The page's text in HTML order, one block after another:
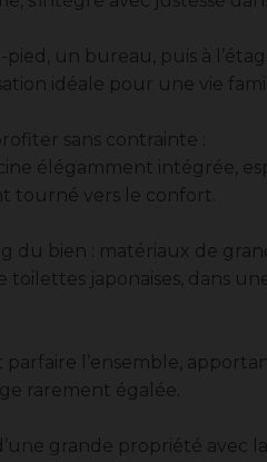
un bureau, puis à
idéale pour une vie
sans contrainte :
élégamment intégrée,
tourné vers le confort.
du bien : matériaux de
japonaises, dans
l’ensemble,
rarement égalée.
grande propriété avec